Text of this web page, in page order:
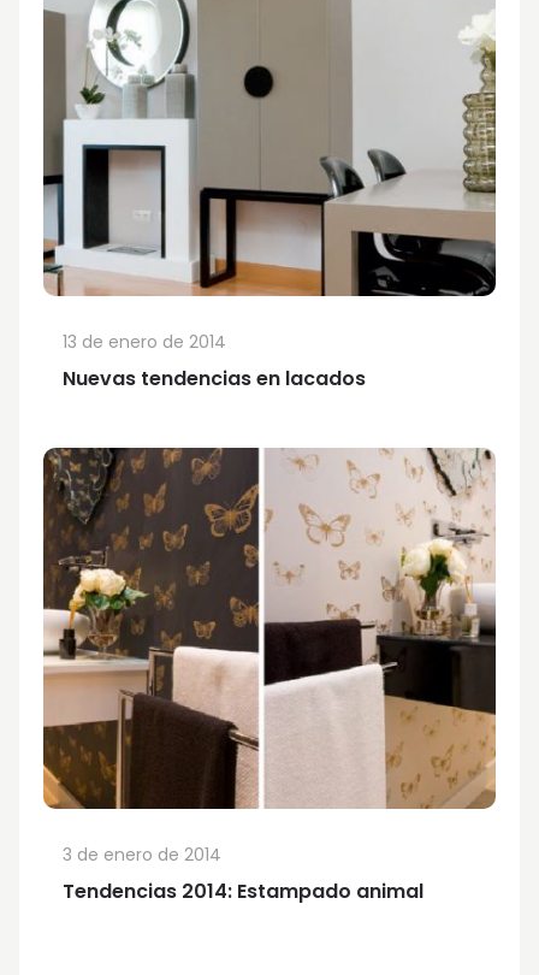
Nuevas tendencias en lacados
13 de enero de 2014
Tendencias 2014: Estampado animal
3 de enero de 2014